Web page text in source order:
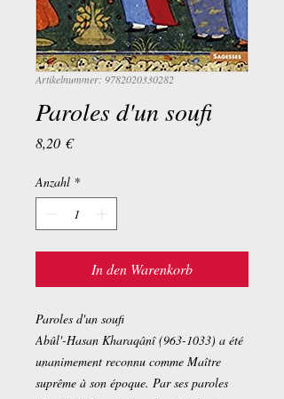
Artikelnummer: 9782020330282
Paroles d'un soufi
8,20 €Preis
Anzahl *
In den Warenkorb
Paroles d'un soufi
Abûl'-Hasan Kharaqânî (963-1033) a été
unanimement reconnu comme Maître
suprême à son époque. Par ses paroles